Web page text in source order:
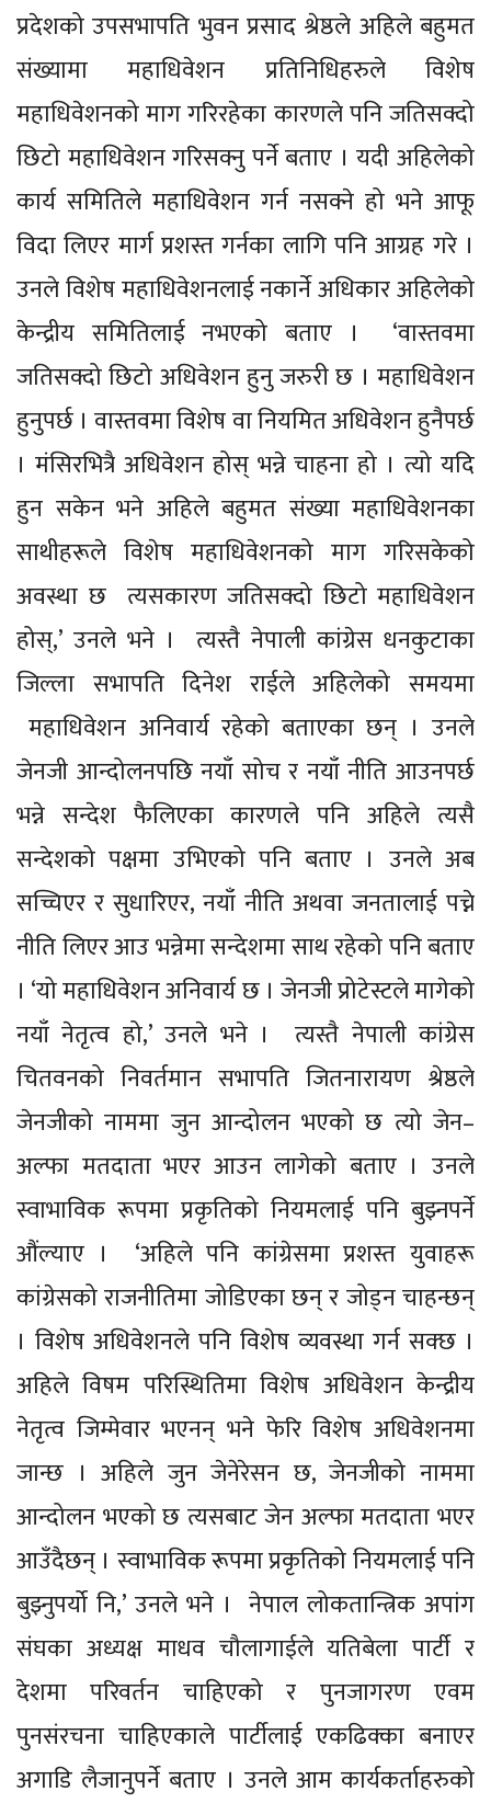
प्रदेशको उपसभापति भुवन प्रसाद श्रेष्ठले अहिले बहुमत
संख्यामा महाधिवेशन प्रतिनिधिहरुले विशेष
महाधिवेशनको माग गरिरहेका कारणले पनि जतिसक्दो
छिटो महाधिवेशन गरिसक्नु पर्ने बताए । यदी अहिलेको
कार्य समितिले महाधिवेशन गर्न नसक्ने हो भने आफू
विदा लिएर मार्ग प्रशस्त गर्नका लागि पनि आग्रह गरे ।
उनले विशेष महाधिवेशनलाई नकार्ने अधिकार अहिलेको
केन्द्रीय समितिलाई नभएको बताए । ‘वास्तवमा
जतिसक्दो छिटो अधिवेशन हुनु जरुरी छ । महाधिवेशन
हुनुपर्छ । वास्तवमा विशेष वा नियमित अधिवेशन हुनैपर्छ
। मंसिरभित्रै अधिवेशन होस् भन्ने चाहना हो । त्यो यदि
हुन सकेन भने अहिले बहुमत संख्या महाधिवेशनका
साथीहरूले विशेष महाधिवेशनको माग गरिसकेको
अवस्था छ त्यसकारण जतिसक्दो छिटो महाधिवेशन
होस्,’ उनले भने । त्यस्तै नेपाली कांग्रेस धनकुटाका
जिल्ला सभापति दिनेश राईले अहिलेको समयमा
महाधिवेशन अनिवार्य रहेको बताएका छन् । उनले
जेनजी आन्दोलनपछि नयाँ सोच र नयाँ नीति आउनपर्छ
भन्ने सन्देश फैलिएका कारणले पनि अहिले त्यसै
सन्देशको पक्षमा उभिएको पनि बताए । उनले अब
सच्चिएर र सुधारिएर, नयाँ नीति अथवा जनतालाई पच्ने
नीति लिएर आउ भन्नेमा सन्देशमा साथ रहेको पनि बताए
। ‘यो महाधिवेशन अनिवार्य छ । जेनजी प्रोटेस्टले मागेको
नयाँ नेतृत्व हो,’ उनले भने । त्यस्तै नेपाली कांग्रेस
चितवनको निवर्तमान सभापति जितनारायण श्रेष्ठले
जेनजीको नाममा जुन आन्दोलन भएको छ त्यो जेन–
अल्फा मतदाता भएर आउन लागेको बताए । उनले
स्वाभाविक रूपमा प्रकृतिको नियमलाई पनि बुझ्नपर्ने
औंल्याए । ‘अहिले पनि कांग्रेसमा प्रशस्त युवाहरू
कांग्रेसको राजनीतिमा जोडिएका छन् र जोड्न चाहन्छन्
। विशेष अधिवेशनले पनि विशेष व्यवस्था गर्न सक्छ ।
अहिले विषम परिस्थितिमा विशेष अधिवेशन केन्द्रीय
नेतृत्व जिम्मेवार भएनन् भने फेरि विशेष अधिवेशनमा
जान्छ । अहिले जुन जेनेरेसन छ, जेनजीको नाममा
आन्दोलन भएको छ त्यसबाट जेन अल्फा मतदाता भएर
आउँदैछन् । स्वाभाविक रूपमा प्रकृतिको नियमलाई पनि
बुझ्नुपर्यो नि,’ उनले भने । नेपाल लोकतान्त्रिक अपांग
संघका अध्यक्ष माधव चौलागाईले यतिबेला पार्टी र
देशमा परिवर्तन चाहिएको र पुनजागरण एवम
पुनसंरचना चाहिएकाले पार्टीलाई एकढिक्का बनाएर
अगाडि लैजानुपर्ने बताए । उनले आम कार्यकर्ताहरुको